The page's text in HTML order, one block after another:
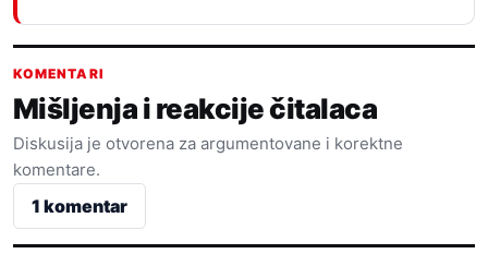
KOMENTARI
Mišljenja i reakcije čitalaca
Diskusija je otvorena za argumentovane i korektne
komentare.
1 komentar